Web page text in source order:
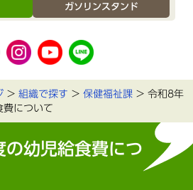
ガソリンスタンド
> 組織で探す > 保健福祉課 > 令和8年
費について
の幼児給食費につ